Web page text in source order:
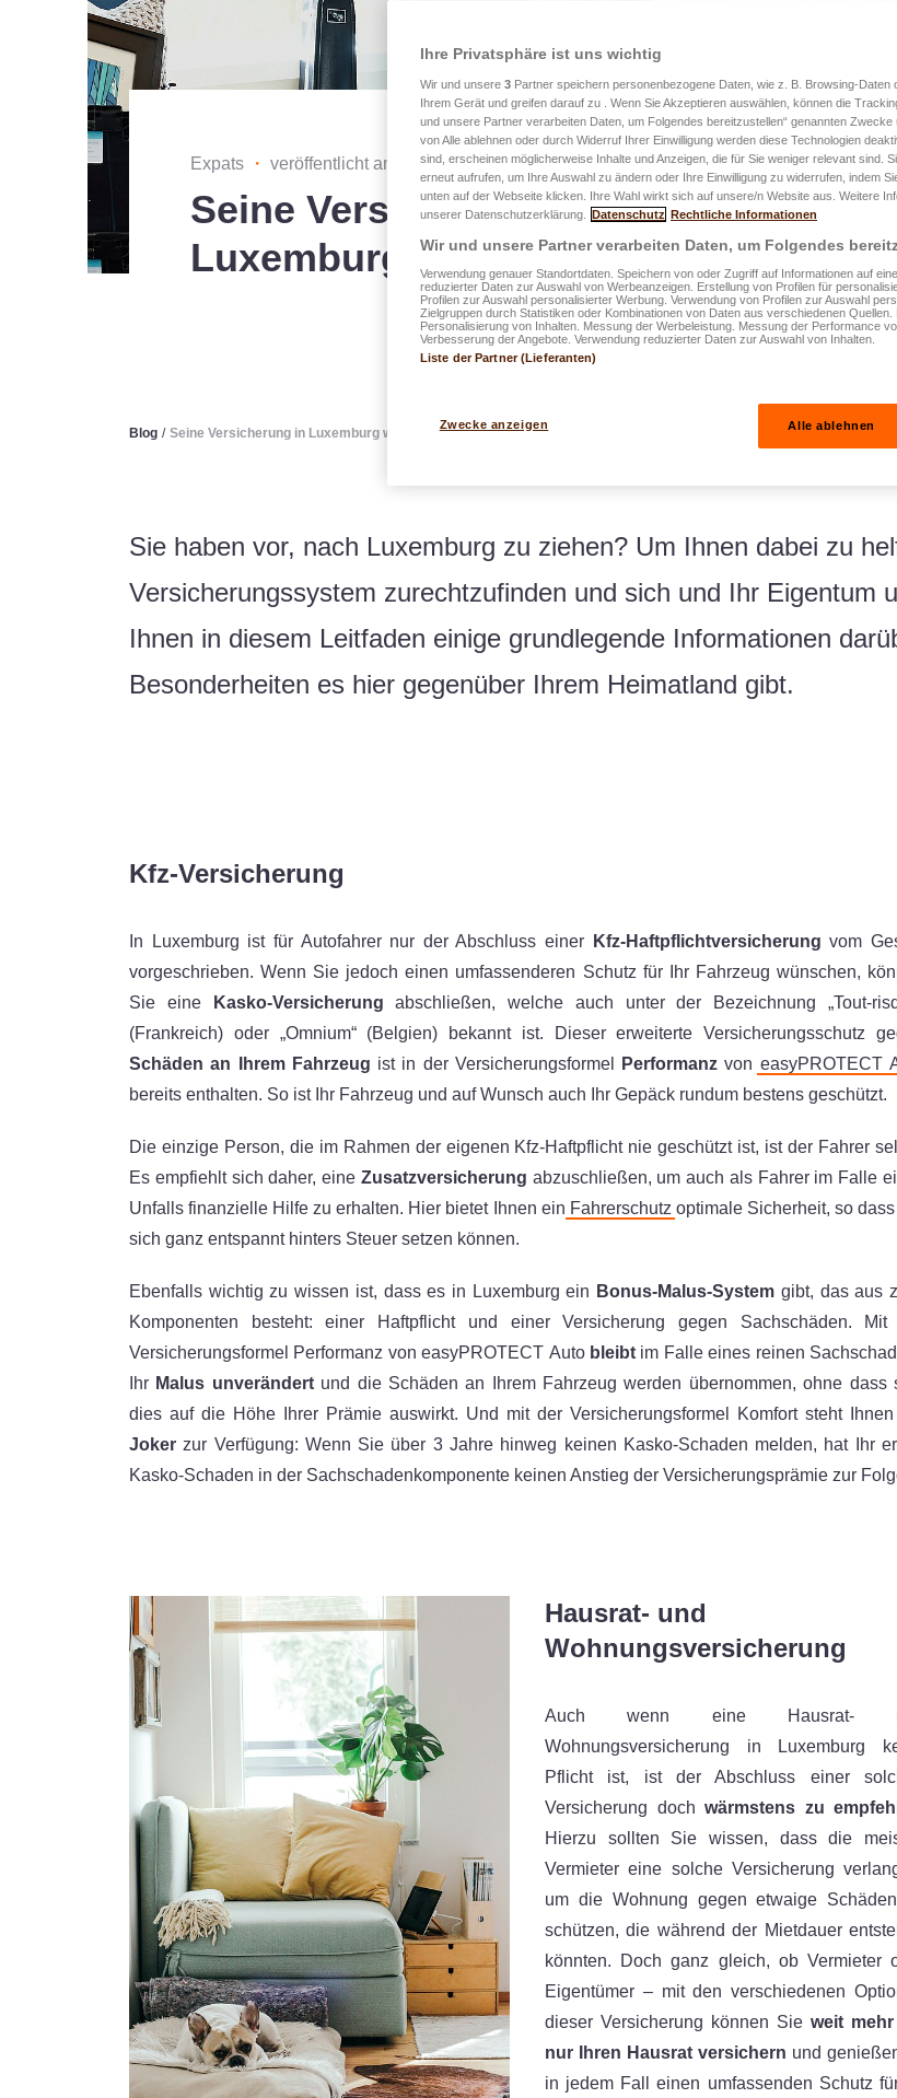
Expats ・ veröffentlicht am 26.08.2024
Seine Versicherung in
Luxemburg wählen
Blog / Seine Versicherung in Luxemburg wählen
Sie haben vor, nach Luxemburg zu ziehen? Um Ihnen dabei zu
Versicherungssystem zurechtzufinden und sich und Ihr Eigentum
Ihnen in diesem Leitfaden einige grundlegende Informationen
Besonderheiten es hier gegenüber Ihrem Heimatland gibt.
Kfz-Versicherung
In Luxemburg ist für Autofahrer nur der Abschluss einer Kfz-Haftpflichtversicherung vom
vorgeschrieben. Wenn Sie jedoch einen umfassenderen Schutz für Ihr Fahrzeug wünschen,
Sie eine
Kasko-Versicherung abschließen, welche auch unter der Bezeichnung „Tout-
(Frankreich) oder „Omnium“ (Belgien) bekannt ist. Dieser erweiterte Versicherungsschutz
Schäden an Ihrem Fahrzeug ist in der Versicherungsformel Performanz von easyPROTECT
bereits enthalten. So ist Ihr Fahrzeug und auf Wunsch auch Ihr Gepäck rundum bestens geschützt.
Die einzige Person, die im Rahmen der eigenen Kfz-Haftpflicht nie geschützt ist, ist der Fahrer
Es empfiehlt sich daher, eine Zusatzversicherung abzuschließen, um auch als Fahrer im Falle
Unfalls finanzielle Hilfe zu erhalten. Hier bietet Ihnen ein Fahrerschutz optimale Sicherheit, so
sich ganz entspannt hinters Steuer setzen können.
Ebenfalls wichtig zu wissen ist, dass es in Luxemburg ein Bonus-Malus-System gibt, das aus
Komponenten besteht: einer Haftpflicht und einer Versicherung gegen Sachschäden. Mit
Versicherungsformel Performanz von easyPROTECT Auto bleibt im Falle eines reinen
Ihr Malus unverändertund die Schäden an Ihrem Fahrzeug werden übernommen, ohne dass
dies auf die Höhe Ihrer Prämie auswirkt. Und mit der Versicherungsformel Komfort steht
Joker zur Verfügung: Wenn Sie über 3 Jahre hinweg keinen Kasko-Schaden melden, hat Ihr
Kasko-Schaden in der Sachschadenkomponente keinen Anstieg der Versicherungsprämie zur
Hausrat- und
Wohnungsversicherung
Auch wenn eine Hausrat-
Wohnungsversicherung in Luxemburg
Pflicht ist, ist der Abschluss einer
Versicherung doch wärmstens zu
Hierzu sollten Sie wissen, dass die
Vermieter eine solche Versicherung
um die Wohnung gegen etwaige
schützen, die während der Mietdauer
könnten. Doch ganz gleich, ob Vermieter
Eigentümer – mit den verschiedenen
dieser Versicherung können Sie weit
nur Ihren Hausrat versichern und
in jedem Fall einen umfassenden Schutz
Ihre Privatsphäre ist uns wichtig
Wir und unsere 3 Partner speichern personenbezogene Daten, wie z. B. Browsing-Daten
Ihrem Gerät und greifen darauf zu . Wenn Sie Akzeptieren auswählen, können die
und unsere Partner verarbeiten Daten, um Folgendes bereitzustellen“ genannten
von Alle ablehnen oder durch Widerruf Ihrer Einwilligung werden diese Technologien
sind, erscheinen möglicherweise Inhalte und Anzeigen, die für Sie weniger relevant sind.
erneut aufrufen, um Ihre Auswahl zu ändern oder Ihre Einwilligung zu widerrufen, indem
unten auf der Webseite klicken. Ihre Wahl wirkt sich auf unsere/n Website aus. Weitere
unserer Datenschutzerklärung.
Datenschutz Rechtliche Informationen
Wir und unsere Partner verarbeiten Daten, um Folgendes
Verwendung genauer Standortdaten. Speichern von oder Zugriff auf Informationen auf
reduzierter Daten zur Auswahl von Werbeanzeigen. Erstellung von Profilen für
Profilen zur Auswahl personalisierter Werbung. Verwendung von Profilen zur Auswahl
Zielgruppen durch Statistiken oder Kombinationen von Daten aus verschiedenen
Personalisierung von Inhalten. Messung der Werbeleistung. Messung der Performance
Verbesserung der Angebote. Verwendung reduzierter Daten zur Auswahl von Inhalten.
Liste der Partner (Lieferanten)
Zwecke anzeigen Alle ablehnen